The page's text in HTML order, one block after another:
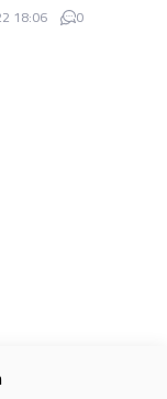
ticari aracın
meydana gelen
18:06 0